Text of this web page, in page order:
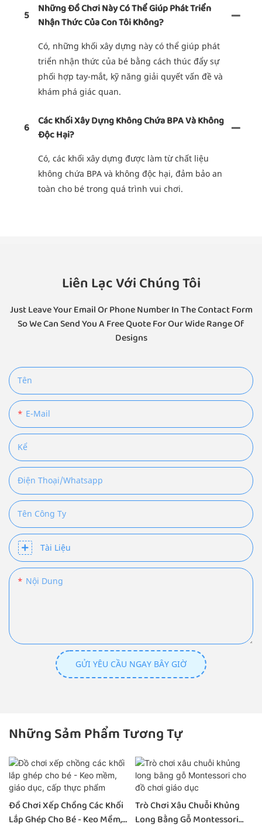
5
Những Đồ Chơi Này Có Thể Giúp Phát Triển
Nhận Thức Của Con Tôi Không?
Có, những khối xây dựng này có thể giúp phát
triển nhận thức của bé bằng cách thúc đẩy sự
phối hợp tay-mắt, kỹ năng giải quyết vấn đề và
khám phá giác quan.
6
Các Khối Xây Dựng Không Chứa BPA Và Không
Độc Hại?
Có, các khối xây dựng được làm từ chất liệu
không chứa BPA và không độc hại, đảm bảo an
toàn cho bé trong quá trình vui chơi.
Liên Lạc Với Chúng Tôi
Just Leave Your Email Or Phone Number In The Contact Form
So We Can Send You A Free Quote For Our Wide Range Of
Designs
Tên
E-Mail
Kể
Điện Thoại/Whatsapp
Tên Công Ty
Tài Liệu
Nội Dung
GỬI YÊU CẦU NGAY BÂY GIỜ
Những Sảm Phẩm Tương Tự
Đồ Chơi Xếp Chồng Các Khối
Lắp Ghép Cho Bé - Keo Mềm,
Trò Chơi Xâu Chuỗi Khủng
Long Bằng Gỗ Montessori